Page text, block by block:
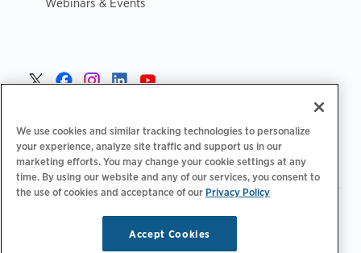
Norge >
We use cookies and similar tracking technologies to personalize
your experience, analyze site traffic and support us in our
marketing efforts. You may change your cookie settings at any
time. By using our website and any of our services, you consent to
the use of cookies and acceptance of our Privacy Policy
Accept Cookies